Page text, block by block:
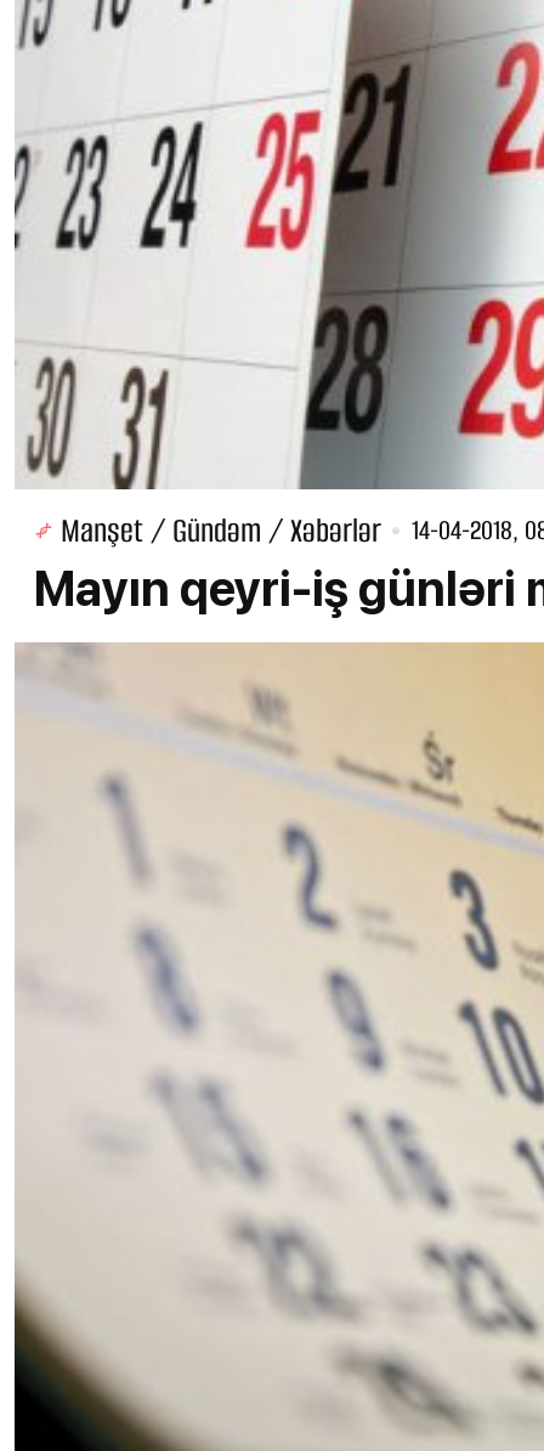
Manşet / Gündəm / Xəbərlər 14-04-2018,
Mayın qeyri-iş günləri